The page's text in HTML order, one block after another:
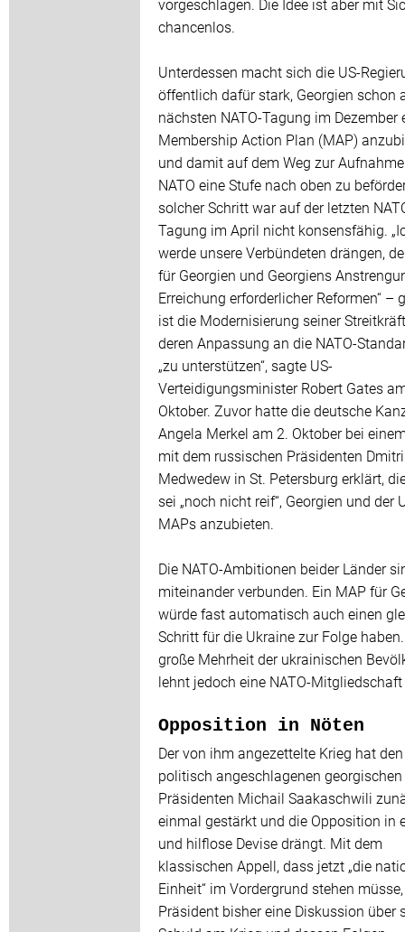
vorgeschlagen. Die Idee ist aber mit
chancenlos.
Unterdessen macht sich die US-
öffentlich dafür stark, Georgien schon
nächsten NATO-Tagung im Dezember
Membership Action Plan (MAP)
und damit auf dem Weg zur
NATO eine Stufe nach oben zu
solcher Schritt war auf der letzten
Tagung im April nicht konsensfähig.
werde unsere Verbündeten drängen,
für Georgien und Georgiens
Erreichung erforderlicher Reformen“ –
ist die Modernisierung seiner
deren Anpassung an die NATO-
„zu unterstützen“, sagte US-
Verteidigungsminister Robert Gates
Oktober. Zuvor hatte die deutsche
Angela Merkel am 2. Oktober bei
mit dem russischen Präsidenten Dmitri
Medwedew in St. Petersburg erklärt,
sei „noch nicht reif“, Georgien und der
MAPs anzubieten.
Die NATO-Ambitionen beider Länder
miteinander verbunden. Ein MAP für
würde fast automatisch auch einen
Schritt für die Ukraine zur Folge
große Mehrheit der ukrainischen
lehnt jedoch eine NATO-
Opposition in Nöten
Der von ihm angezettelte Krieg hat den
politisch angeschlagenen georgischen
Präsidenten Michail Saakaschwili
einmal gestärkt und die Opposition in
und hilflose Devise drängt. Mit dem
klassischen Appell, dass jetzt „die
Einheit“ im Vordergrund stehen
Präsident bisher eine Diskussion über